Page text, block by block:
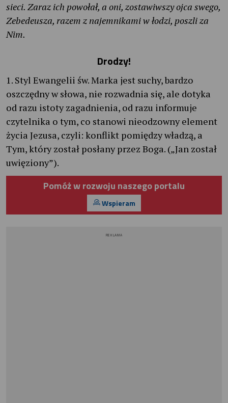
sieci. Zaraz ich powołał, a oni, zostawiwszy ojca swego,
Zebedeusza, razem z najemnikami w łodzi, poszli za
Nim.
Drodzy!
1. Styl Ewangelii św. Marka jest suchy, bardzo
oszczędny w słowa, nie rozwadnia się, ale dotyka
od razu istoty zagadnienia, od razu informuje
czytelnika o tym, co stanowi nieodzowny element
życia Jezusa, czyli: konflikt pomiędzy władzą, a
Tym, który został posłany przez Boga. („Jan został
uwięziony”).
Pomóż w rozwoju naszego portalu
Wspieram
REKLAMA